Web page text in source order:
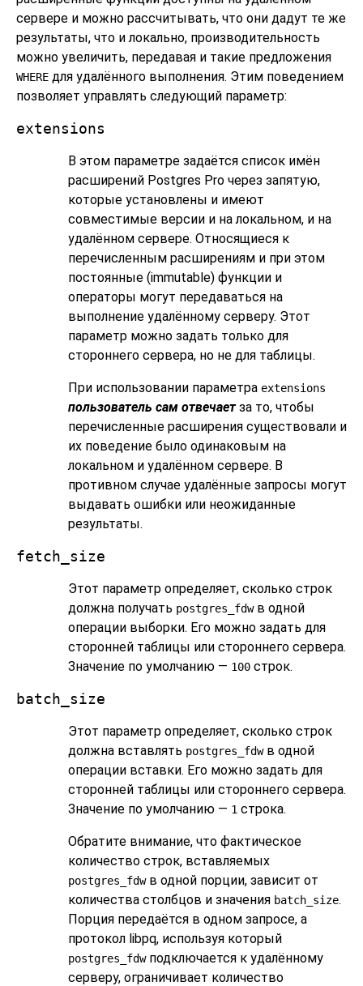
сервере и можно рассчитывать, что они дадут те же
результаты, что и локально, производительность
можно увеличить, передавая и такие предложения
WHERE для удалённого выполнения. Этим поведением
позволяет управлять следующий параметр:
extensions
В этом параметре задаётся список имён
расширений Postgres Pro через запятую,
которые установлены и имеют
совместимые версии и на локальном, и на
удалённом сервере. Относящиеся к
перечисленным расширениям и при этом
постоянные (immutable) функции и
операторы могут передаваться на
выполнение удалённому серверу. Этот
параметр можно задать только для
стороннего сервера, но не для таблицы.
При использовании параметра extensions
пользователь сам отвечаетза то, чтобы
перечисленные расширения существовали и
их поведение было одинаковым на
локальном и удалённом сервере. В
противном случае удалённые запросы могут
выдавать ошибки или неожиданные
результаты.
fetch_size
Этот параметр определяет, сколько строк
должна получать postgres_fdwв одной
операции выборки. Его можно задать для
сторонней таблицы или стороннего сервера.
Значение по умолчанию — 100 строк.
batch_size
Этот параметр определяет, сколько строк
должна вставлять postgres_fdwв одной
операции вставки. Его можно задать для
сторонней таблицы или стороннего сервера.
Значение по умолчанию — 1 строка.
Обратите внимание, что фактическое
количество строк, вставляемых
postgres_fdwв одной порции, зависит от
количества столбцов и значения batch_size.
Порция передаётся в одном запросе, а
протокол libpq, используя который
postgres_fdwподключается к удалённому
серверу, ограничивает количество